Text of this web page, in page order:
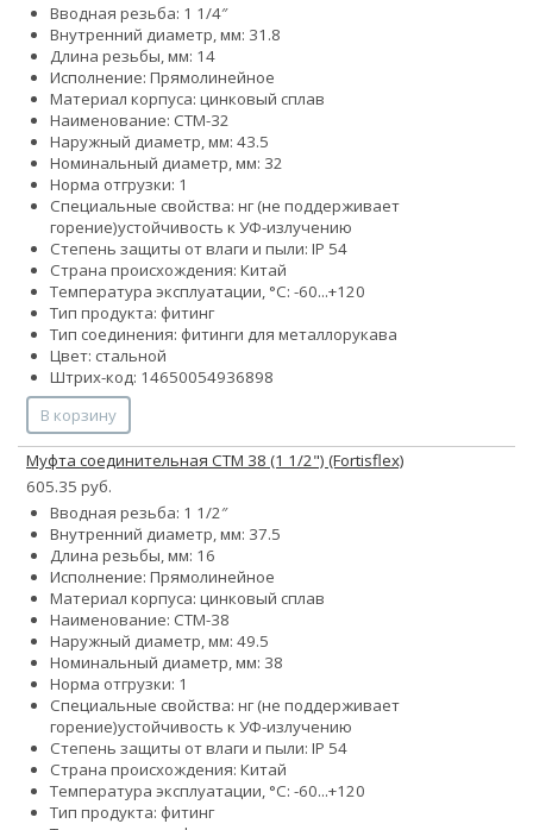
Вводная резьба: 1 1/4″
Внутренний диаметр, мм: 31.8
Длина резьбы, мм: 14
Исполнение: Прямолинейное
Материал корпуса: цинковый сплав
Наименование: СТМ-32
Наружный диаметр, мм: 43.5
Номинальный диаметр, мм: 32
Норма отгрузки: 1
Специальные свойства: нг (не поддерживает
горение)устойчивость к УФ-излучению
Степень защиты от влаги и пыли: IP 54
Страна происхождения: Китай
Температура эксплуатации, °С: -60...+120
Тип продукта: фитинг
Тип соединения: фитинги для металлорукава
Цвет: стальной
Штрих-код: 14650054936898
В корзину
Муфта соединительная СТМ 38 (1 1/2") (Fortisflex)
605.35 руб.
Вводная резьба: 1 1/2″
Внутренний диаметр, мм: 37.5
Длина резьбы, мм: 16
Исполнение: Прямолинейное
Материал корпуса: цинковый сплав
Наименование: СТМ-38
Наружный диаметр, мм: 49.5
Номинальный диаметр, мм: 38
Норма отгрузки: 1
Специальные свойства: нг (не поддерживает
горение)устойчивость к УФ-излучению
Степень защиты от влаги и пыли: IP 54
Страна происхождения: Китай
Температура эксплуатации, °С: -60...+120
Тип продукта: фитинг